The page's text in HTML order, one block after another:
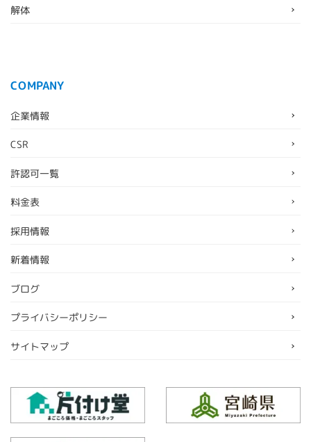
解体
COMPANY
企業情報
CSR
許認可一覧
料金表
採用情報
新着情報
ブログ
プライバシーポリシー
サイトマップ